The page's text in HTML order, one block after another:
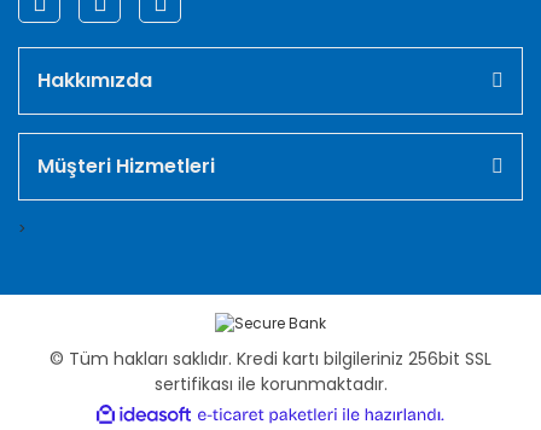
Hakkımızda
Müşteri Hizmetleri
>
© Tüm hakları saklıdır. Kredi kartı bilgileriniz 256bit SSL
sertifikası ile korunmaktadır.
ideasoft
e-